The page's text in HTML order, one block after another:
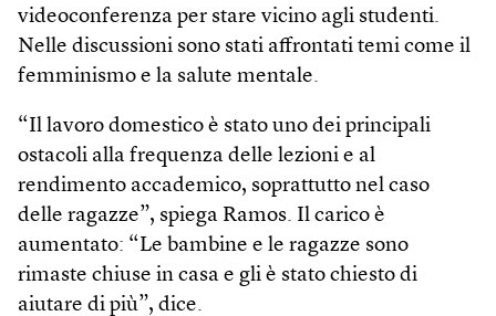
videoconferenza per stare vicino agli studenti.
Nelle discussioni sono stati affrontati temi come il
femminismo e la salute mentale.
“Il lavoro domestico è stato uno dei principali
ostacoli alla frequenza delle lezioni e al
rendimento accademico, soprattutto nel caso
delle ragazze”, spiega Ramos. Il carico è
aumentato: “Le bambine e le ragazze sono
rimaste chiuse in casa e gli è stato chiesto di
aiutare di più”, dice.